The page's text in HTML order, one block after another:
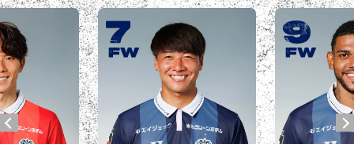
9
FW
城後 寿
JOGO Hisashi
10
FW